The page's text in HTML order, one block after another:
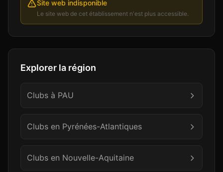
Site web indisponible
Le site web de cet établissement n'est plus accessible.
Explorer la région
Clubs à PAU
Clubs en Pyrénées-Atlantiques
Clubs en Nouvelle-Aquitaine